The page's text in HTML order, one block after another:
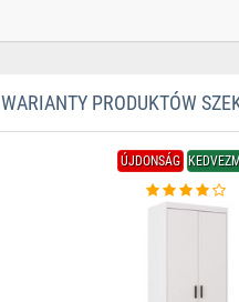
WARIANTY PRODUKTÓW
ÚJDONSÁG